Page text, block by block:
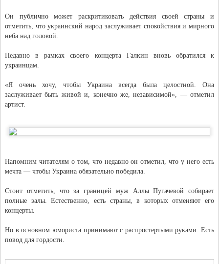
Он публично может раскритиковать действия своей страны и
отметить, что украинский народ заслуживает спокойствия и мирного
неба над головой.
Недавно в рамках своего концерта Галкин вновь обратился к
украинцам.
«Я очень хочу, чтобы Украина всегда была целостной. Она
заслуживает быть живой и, конечно же, независимой», — отметил
артист.
Напомним читателям о том, что недавно он отметил, что у него есть
мечта — чтобы Украина обязательно победила.
Стоит отметить, что за границей муж Аллы Пугачевой собирает
полные залы. Естественно, есть страны, в которых отменяют его
концерты.
Но в основном юмориста принимают с распростертыми руками. Есть
повод для гордости.